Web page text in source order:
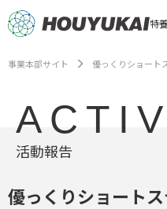
特
事業本部サイト 優っくりショート
活動報告
優っくりショート